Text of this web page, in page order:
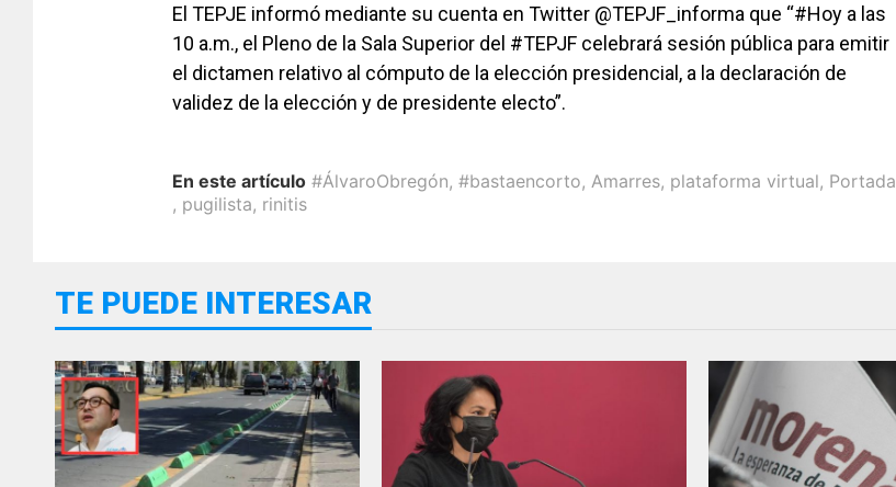
El TEPJE informó mediante su cuenta en Twitter @TEPJF_informa que “#Hoy a las
10 a.m., el Pleno de la Sala Superior del #TEPJF celebrará sesión pública para emitir
el dictamen relativo al cómputo de la elección presidencial, a la declaración de
validez de la elección y de presidente electo”.
En este artículo #ÁlvaroObregón, #bastaencorto, Amarres, plataforma virtual, Portada
, pugilista, rinitis
TE PUEDE INTERESAR